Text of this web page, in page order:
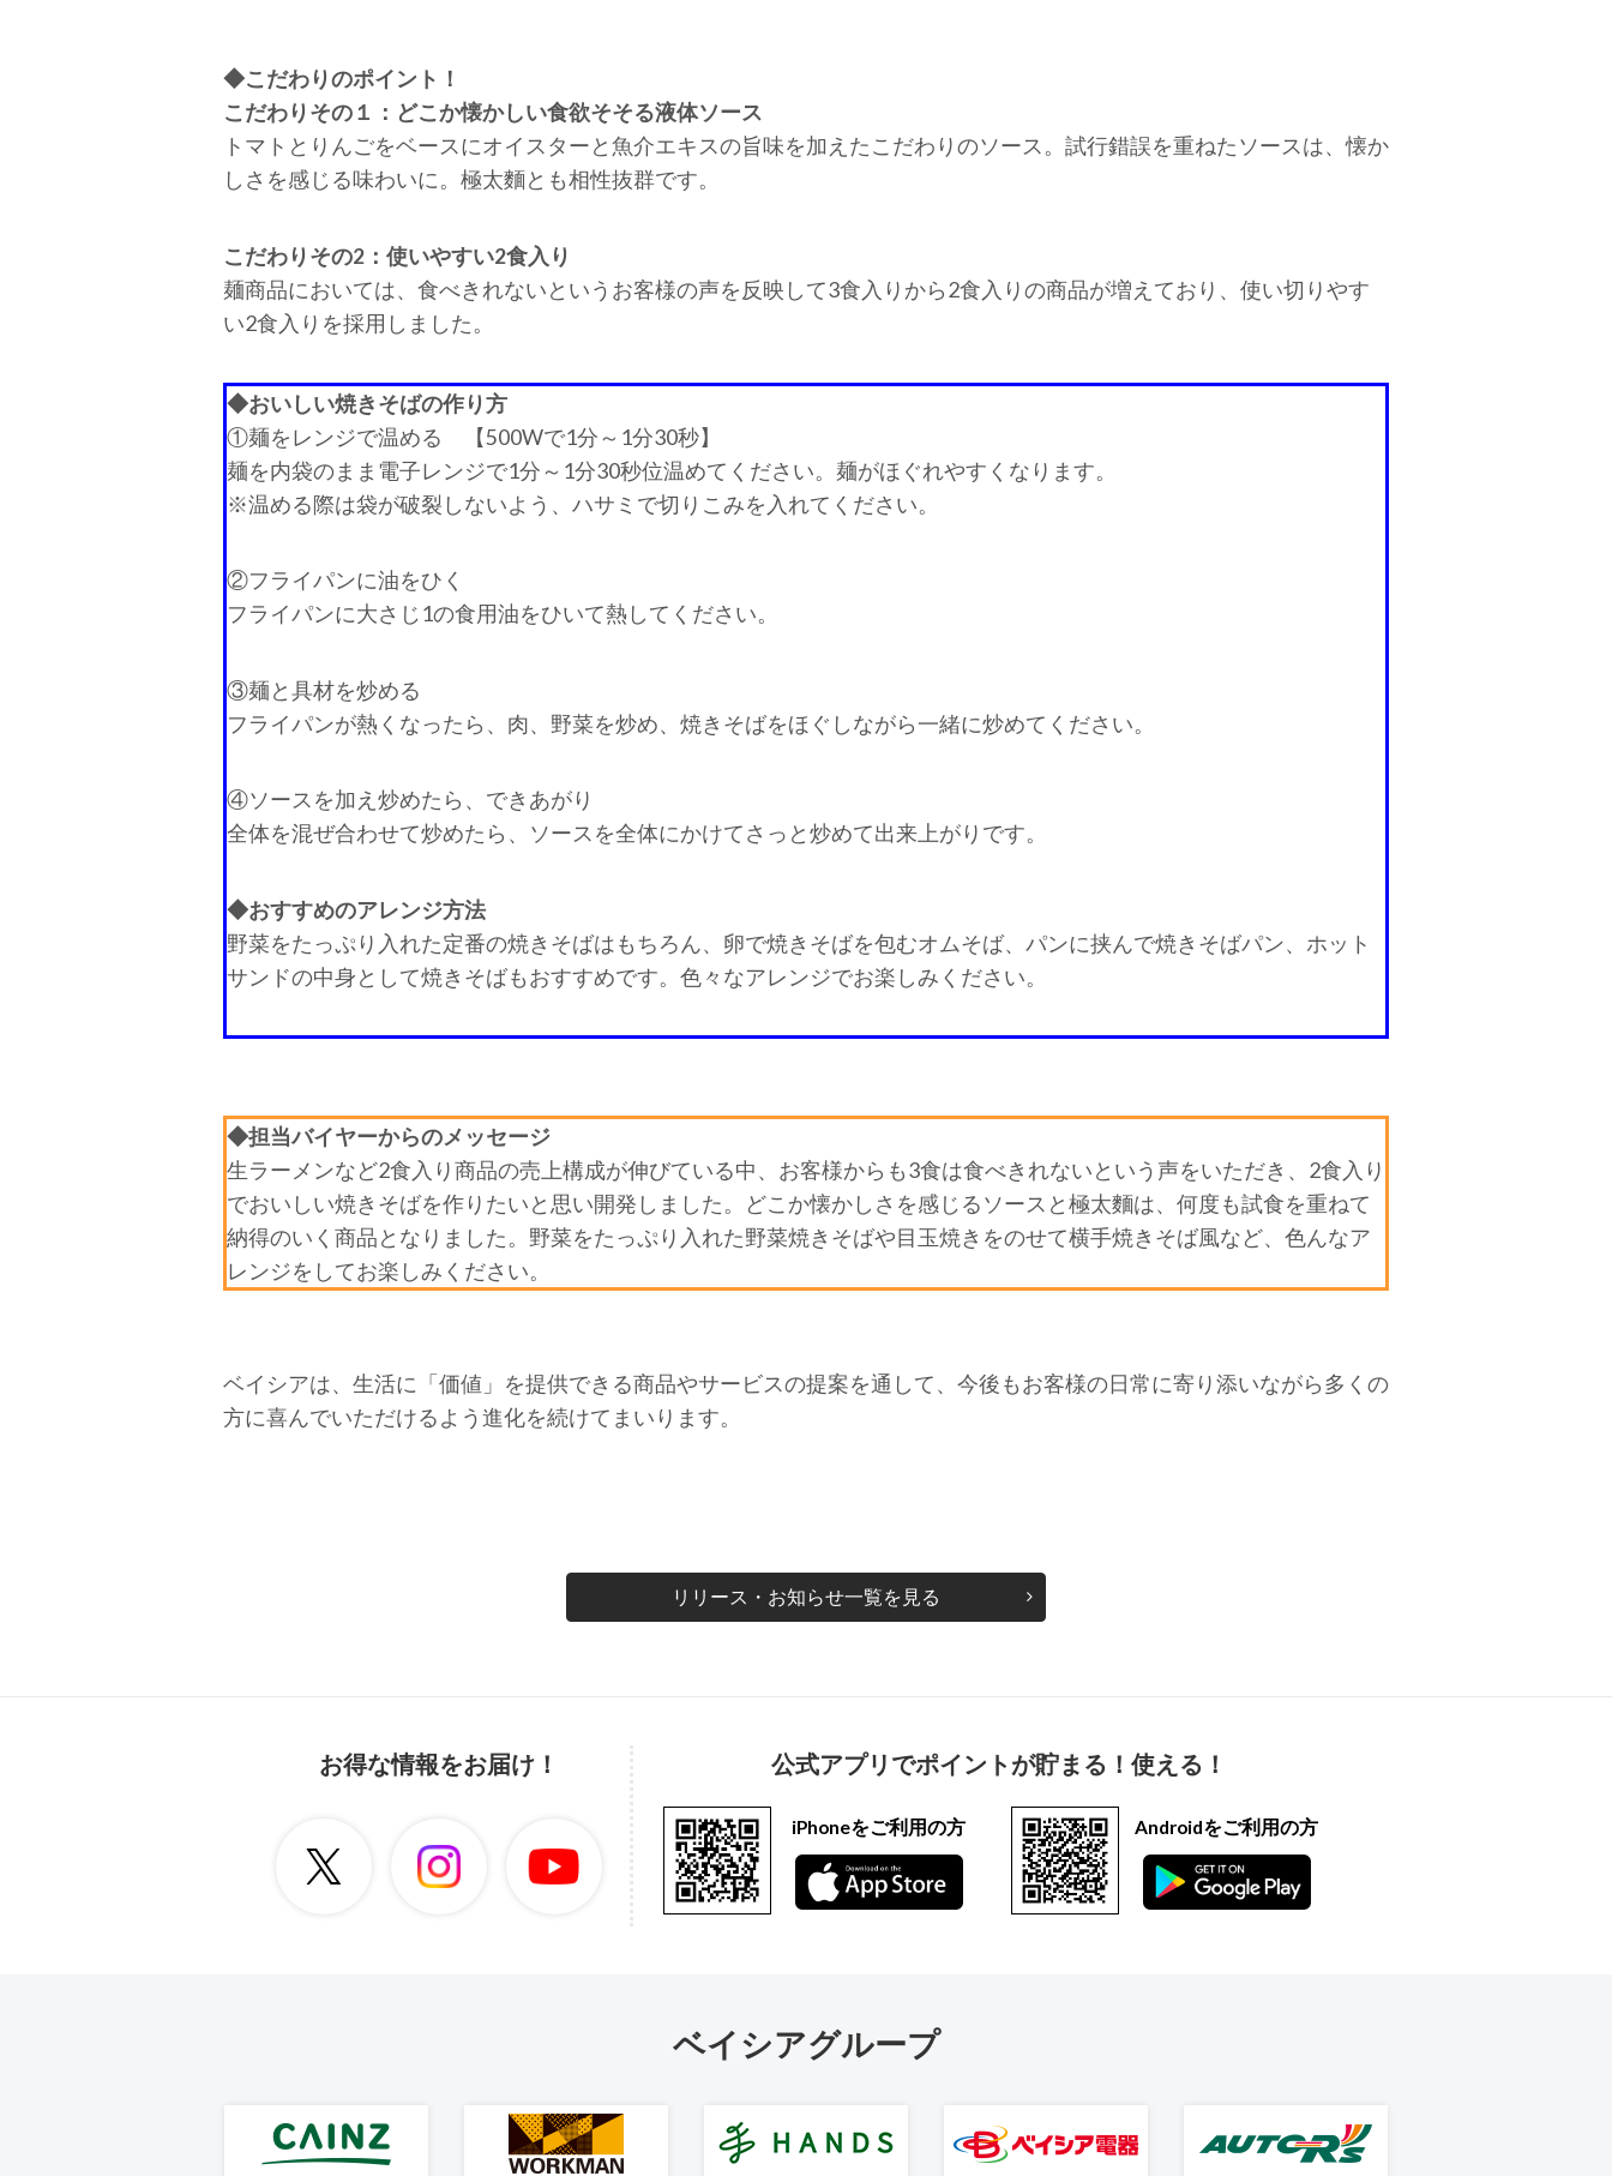
◆こだわりのポイント！
こだわりその１：どこか懐かしい食欲そそる液体ソース
トマトとりんごをベースにオイスターと魚介エキスの旨味を加えたこだわりのソース。試行錯誤を重ねたソースは、懐か
しさを感じる味わいに。極太麵とも相性抜群です。
こだわりその2：使いやすい2食入り
麺商品においては、食べきれないというお客様の声を反映して3食入りから2食入りの商品が増えており、使い切りやす
い2食入りを採用しました。
◆おいしい焼きそばの作り方
①麺をレンジで温める 【500Wで1分～1分30秒】
麺を内袋のまま電子レンジで1分～1分30秒位温めてください。麺がほぐれやすくなります。
※温める際は袋が破裂しないよう、ハサミで切りこみを入れてください。
②フライパンに油をひく
フライパンに大さじ1の食用油をひいて熱してください。
③麺と具材を炒める
フライパンが熱くなったら、肉、野菜を炒め、焼きそばをほぐしながら一緒に炒めてください。
④ソースを加え炒めたら、できあがり
全体を混ぜ合わせて炒めたら、ソースを全体にかけてさっと炒めて出来上がりです。
◆おすすめのアレンジ方法
野菜をたっぷり入れた定番の焼きそばはもちろん、卵で焼きそばを包むオムそば、パンに挟んで焼きそばパン、ホット
サンドの中身として焼きそばもおすすめです。色々なアレンジでお楽しみください。
◆担当バイヤーからのメッセージ
生ラーメンなど2食入り商品の売上構成が伸びている中、お客様からも3食は食べきれないという声をいただき、2食入り
でおいしい焼きそばを作りたいと思い開発しました。どこか懐かしさを感じるソースと極太麵は、何度も試食を重ねて
納得のいく商品となりました。野菜をたっぷり入れた野菜焼きそばや目玉焼きをのせて横手焼きそば風など、色んなア
レンジをしてお楽しみください。
ベイシアは、生活に「価値」を提供できる商品やサービスの提案を通して、今後もお客様の日常に寄り添いながら多くの
方に喜んでいただけるよう進化を続けてまいります。
リリース・お知らせ一覧を見る
お得な情報をお届け！ 公式アプリでポイントが貯まる！使える！
iPhoneをご利用の方 Androidをご利用の方
ベイシアグループ